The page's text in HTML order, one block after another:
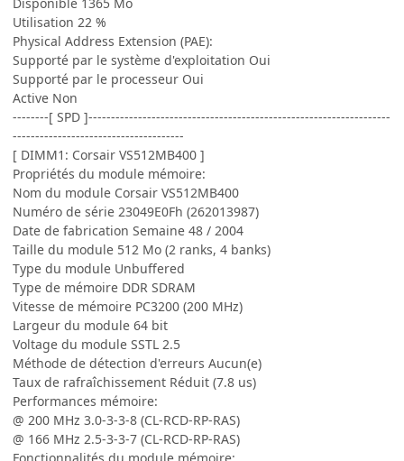
Utilisation 22 %
Physical Address Extension (PAE):
Supporté par le système d'exploitation Oui
Supporté par le processeur Oui
Active Non
--------[ SPD ]-------------------------------------------------------------------
--------------------------------------
[ DIMM1: Corsair VS512MB400 ]
Propriétés du module mémoire:
Nom du module Corsair VS512MB400
Numéro de série 23049E0Fh (262013987)
Date de fabrication Semaine 48 / 2004
Taille du module 512 Mo (2 ranks, 4 banks)
Type du module Unbuffered
Type de mémoire DDR SDRAM
Vitesse de mémoire PC3200 (200 MHz)
Largeur du module 64 bit
Voltage du module SSTL 2.5
Méthode de détection d'erreurs Aucun(e)
Taux de rafraîchissement Réduit (7.8 us)
Performances mémoire:
@ 200 MHz 3.0-3-3-8 (CL-RCD-RP-RAS)
@ 166 MHz 2.5-3-3-7 (CL-RCD-RP-RAS)
Fonctionnalités du module mémoire: